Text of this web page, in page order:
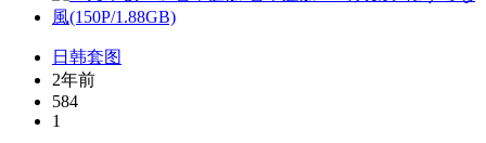
日韩套图
2年前
584
1